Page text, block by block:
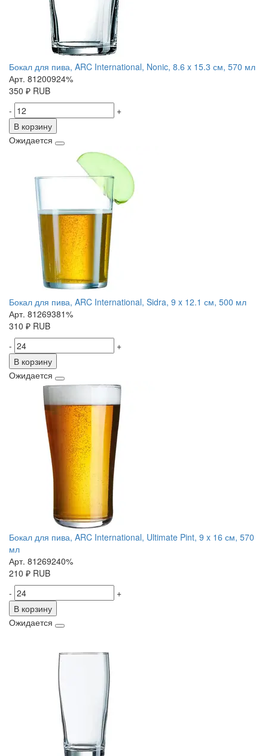
Бокал для пива, ARC International, Nonic, 8.6 x 15.3 см, 570 мл
Арт. 81200924%
350 ₽ RUB
-
+
В корзину
Ожидается
Бокал для пива, ARC International, Sidra, 9 x 12.1 см, 500 мл
Арт. 81269381%
310 ₽ RUB
-
+
В корзину
Ожидается
Бокал для пива, ARC International, Ultimate Pint, 9 x 16 см, 570
мл
Арт. 81269240%
210 ₽ RUB
-
+
В корзину
Ожидается